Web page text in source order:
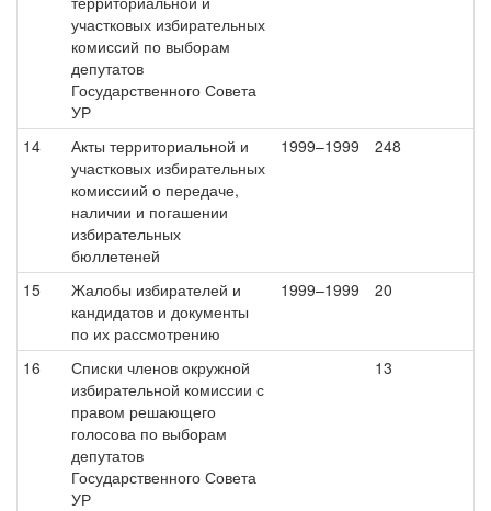
участковых избирательных
комиссий по выборам
депутатов
Государственного Совета
УР
14
Акты территориальной и
участковых избирательных
комиссиий о передаче,
наличии и погашении
избирательных
бюллетеней
1999–1999 248
15
Жалобы избирателей и
кандидатов и документы
по их рассмотрению
1999–1999 20
16
Списки членов окружной
избирательной комиссии с
правом решающего
голосова по выборам
депутатов
Государственного Совета
УР
13